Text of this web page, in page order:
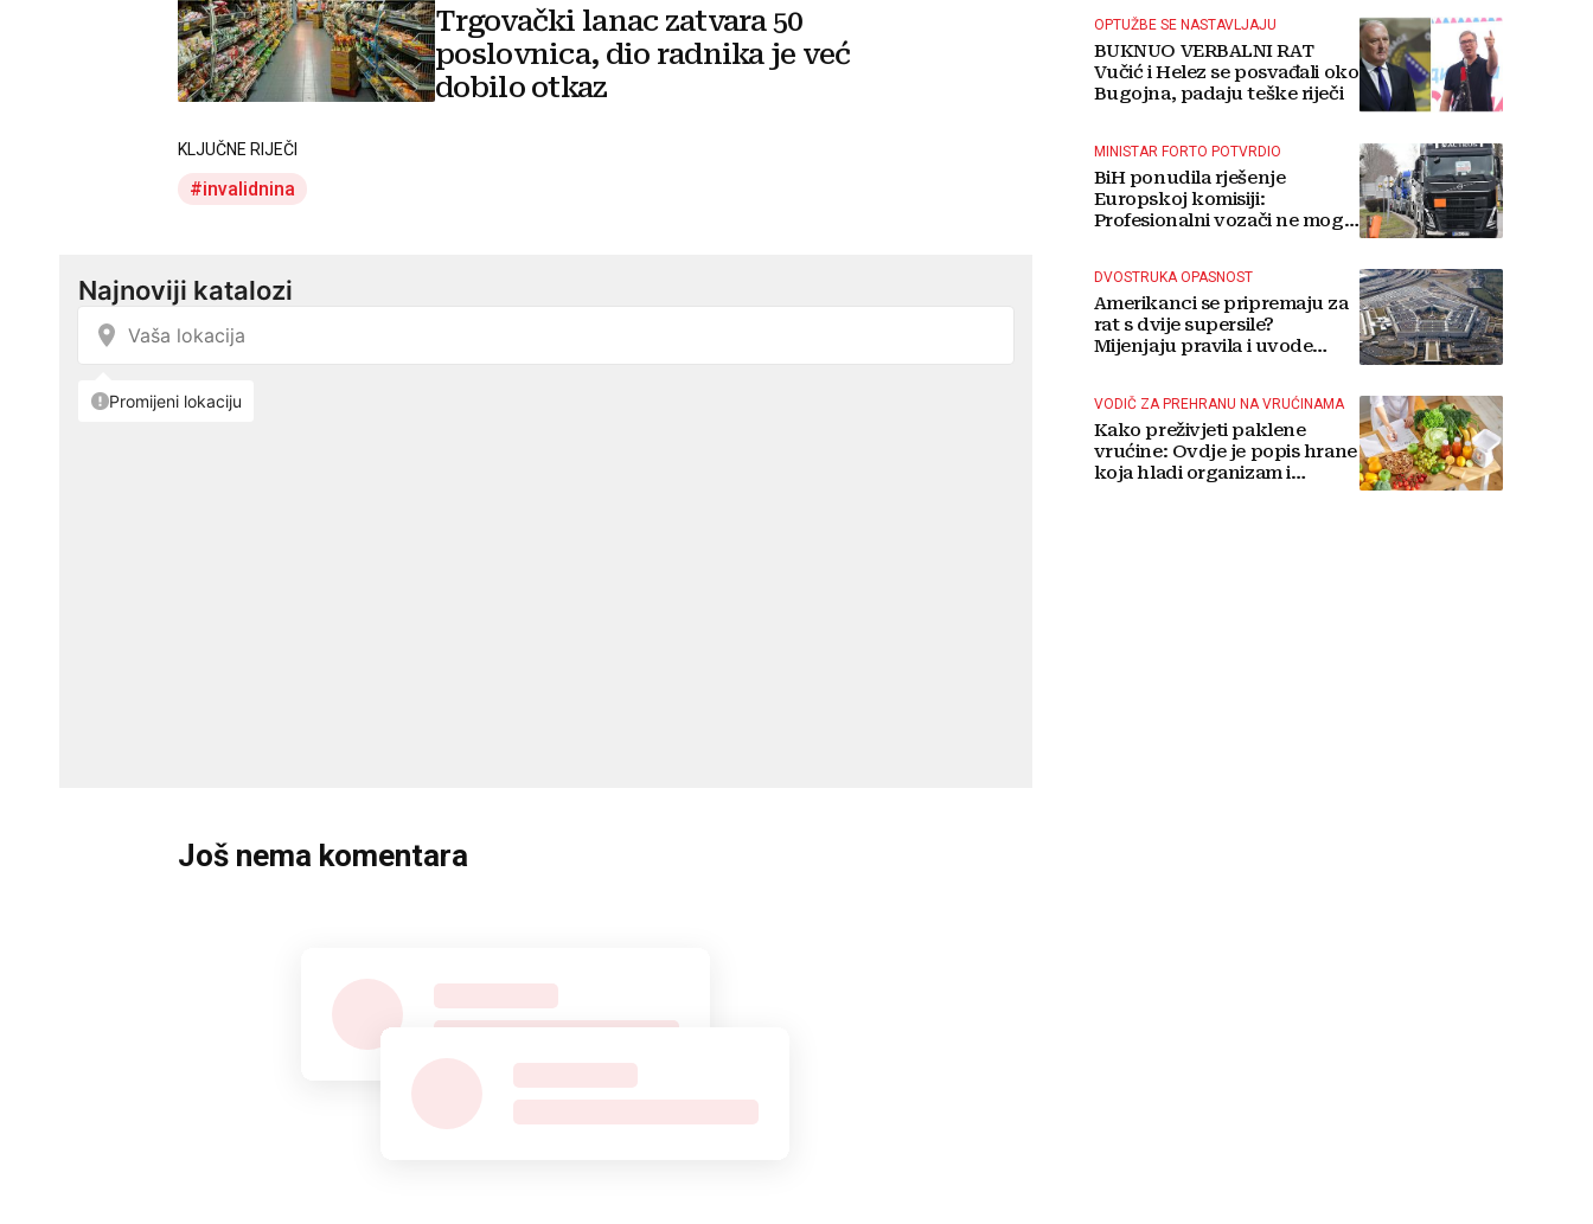
Trgovački lanac zatvara 50
poslovnica, dio radnika je već
dobilo otkaz
KLJUČNE RIJEČI
invalidnina
Još nema komentara
OPTUŽBE SE NASTAVLJAJU
BUKNUO VERBALNI RAT
Vučić i Helez se posvađali oko
Bugojna, padaju teške riječi
MINISTAR FORTO POTVRDIO
BiH ponudila rješenje
Europskoj komisiji:
Profesionalni vozači ne mogu
DVOSTRUKA OPASNOST
Amerikanci se pripremaju za
rat s dvije supersile?
Mijenjaju pravila i uvode
VODIČ ZA PREHRANU NA VRUĆINAMA
Kako preživjeti paklene
vrućine: Ovdje je popis hrane
koja hladi organizam i